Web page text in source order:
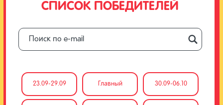
СПИСОК ПОБЕДИТЕЛЕЙ
23.09-29.09 Главный 30.09-06.10